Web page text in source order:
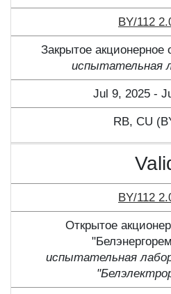
BY/112
Закрытое акционерное
испытательная
Jul 9, 2025 -
RB, CU
BY/112
Открытое
испытательная